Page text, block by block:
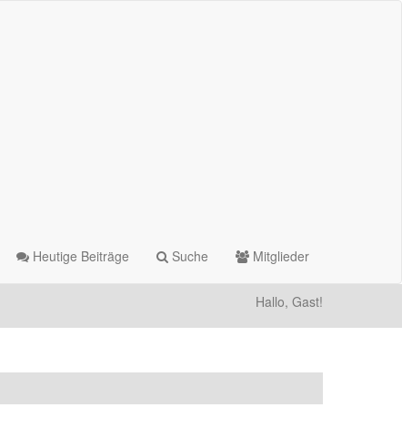
Heutige Beiträge Suche Mitglieder
Hallo, Gast!